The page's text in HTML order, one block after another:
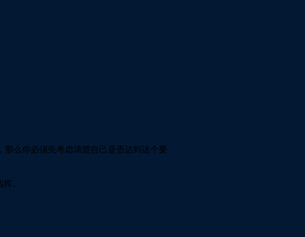
么你必须先考虑清楚自己是否达到这个要
。